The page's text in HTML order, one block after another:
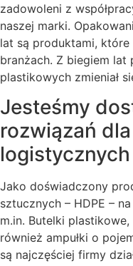
zadowoleni z
naszej marki.
lat są produktami,
branżach. Z biegiem
plastikowych zmieniał
Jesteśmy
rozwiązań
logistycznych
Jako doświadczony
sztucznych – HDPE –
m.in. Butelki
również ampułki o
są najczęściej firmy